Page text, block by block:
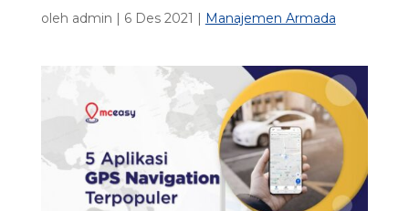
oleh admin | 6 Des 2021 | Manajemen Armada